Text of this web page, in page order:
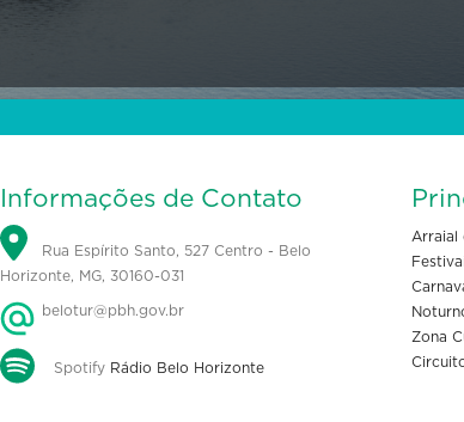
Informações de Contato
Rua Espírito Santo, 527 Centro - Belo
Horizonte, MG, 30160-031
belotur@pbh.gov.br
Spotify Rádio Belo Horizonte
Arraial
Zona